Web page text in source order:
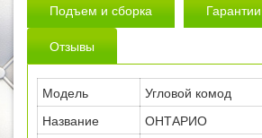
Подъем и сборка
Гарантии
Отзывы
Модель
Угловой комод
Название
ОНТАРИО